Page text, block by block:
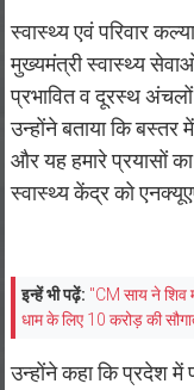
स्वास्थ्य एवं परिवार
मुख्यमंत्री स्वास्थ्य
प्रभावित व दूरस्थ अंचलों
उन्होंने बताया कि बस्तर
और यह हमारे प्रयासों
स्वास्थ्य केंद्र को
इन्हें भी पढ़ें: "CM साय ने शिव
धाम के लिए 10 करोड़ की
उन्होंने कहा कि प्रदेश